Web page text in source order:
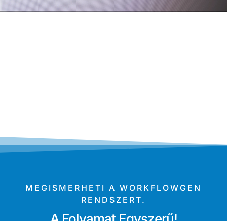
MEGISMERHETI A WORKFLOWGEN
RENDSZERT.